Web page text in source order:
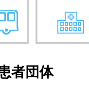
者団体